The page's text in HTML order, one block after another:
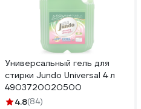
Универсальный гель для
стирки Jundo Universal 4 л
4903720020500
4.8(84)